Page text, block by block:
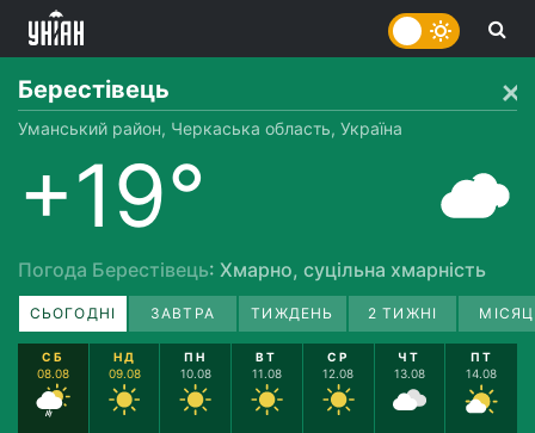
Берестівець
Уманський район, Черкаська область, Україна
+19°
Погода Берестівець: Хмарно, суцільна хмарність
СЬОГОДНІ ЗАВТРА ТИЖДЕНЬ 2 ТИЖНІ
СБ
08.08
НД
09.08
ПН
10.08
ВТ
11.08
СР
12.08
ЧТ
13.08
ПТ
14.08